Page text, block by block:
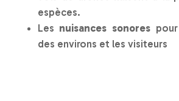
espèces.
Les nuisances sonores
des environs et les visiteurs